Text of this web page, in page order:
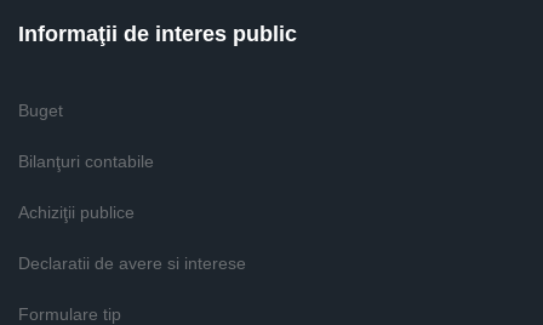
Informaţii de interes public
Buget
Bilanţuri contabile
Achiziţii publice
Declaratii de avere si interese
Formulare tip